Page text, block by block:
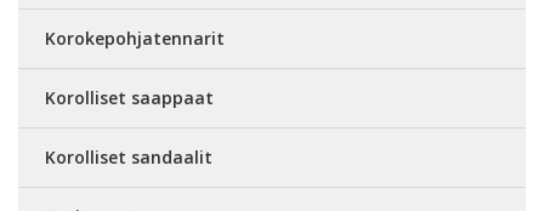
Korokepohjatennarit
Korolliset saappaat
Korolliset sandaalit